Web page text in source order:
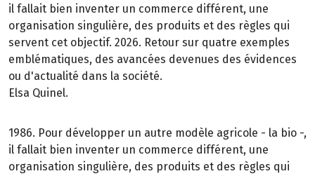
il fallait bien inventer un commerce différent, une
organisation singulière, des produits et des règles qui
servent cet objectif. 2026. Retour sur quatre exemples
emblématiques, des avancées devenues des évidences
ou d'actualité dans la société.
Elsa Quinel.
1986. Pour développer un autre modèle agricole - la bio -,
il fallait bien inventer un commerce différent, une
organisation singulière, des produits et des règles qui